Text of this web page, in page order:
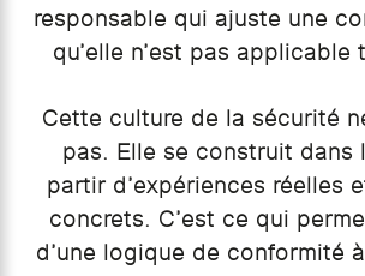
responsable qui ajuste une
qu’elle n’est pas applicable
Cette culture de la sécurité
pas. Elle se construit dans
partir d’expériences réelles
concrets. C’est ce qui
d’une logique de conformité